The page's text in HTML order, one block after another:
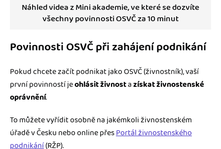
Náhled videa z Mini akademie, ve které se dozvíte
všechny povinnosti OSVČ za 10 minut
Povinnosti OSVČ při zahájení podnikání
Pokud chcete začít podnikat jako OSVČ (živnostník), vaší
první povinností jeohlásit živnostazískat živnostenské
oprávnění.
To můžete vyřídit osobně na jakémkoli živnostenském
úřadě v Česku nebo online přesPortál živnostenského
podnikání(RŽP).